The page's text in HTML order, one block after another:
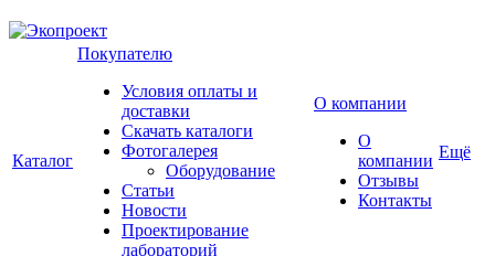
Каталог
Покупателю
Условия оплаты и
доставки
Скачать каталоги
Фотогалерея
Оборудование
Статьи
Новости
Проектирование
лабораторий
О компании
О
компании
Отзывы
Контакты
Ещё